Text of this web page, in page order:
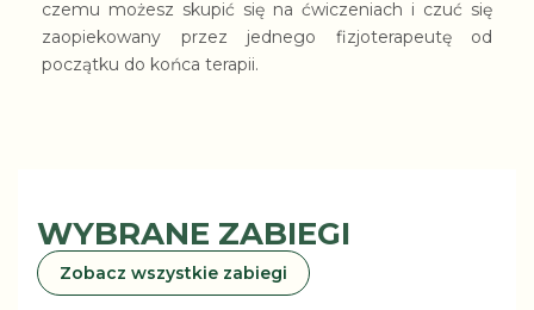
czemu możesz skupić się na ćwiczeniach i czuć się
zaopiekowany przez jednego fizjoterapeutę od
początku do końca terapii.
WYBRANE ZABIEGI
Zobacz wszystkie zabiegi